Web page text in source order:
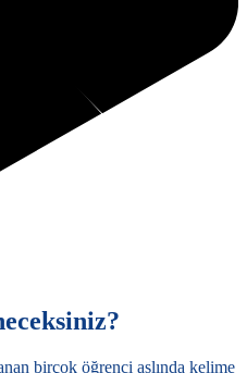
birçok öğrenci aslında kelime